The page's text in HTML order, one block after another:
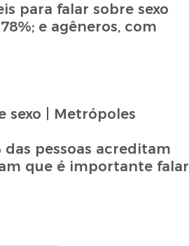
para falar sobre sexo
e agêneros, com
pessoas acreditam
que é importante falar